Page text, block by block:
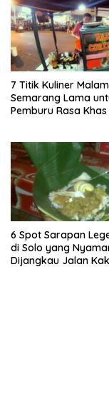
7 Titik Kuliner
Semarang Lama
Pemburu Rasa
6 Spot Sarapan
di Solo yang
Dijangkau Jalan